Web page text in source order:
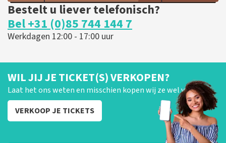
Bestelt u liever telefonisch?
Bel +31 (0)85 744 144 7
Werkdagen 12:00 - 17:00 uur
WIL JIJ JE TICKET(S) VERKOPEN?
Laat het ons weten en misschien kopen wij ze wel van je!
VERKOOP JE TICKETS